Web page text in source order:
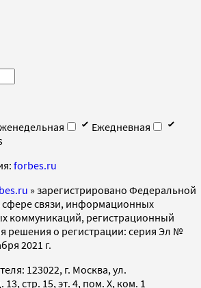
Ежедневная
forbes.ru
» зарегистрировано Федеральной
сфере связи, информационных
коммуникаций, регистрационный
решения о регистрации: серия Эл №
2021 г.
123022, г. Москва, ул.
стр. 15, эт. 4, пом. X, ком. 1